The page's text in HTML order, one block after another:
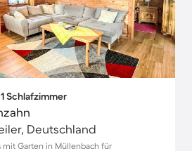
1 Schlafzimmer
Deutschland
mit Garten in Müllenbach für